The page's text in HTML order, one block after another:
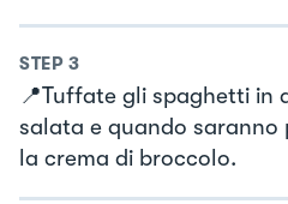
STEP 3
📍Tuffate gli spaghetti in
salata e quando
la crema di broccolo.